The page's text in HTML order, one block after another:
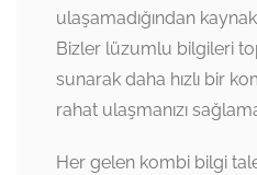
ulaşamadığından
Bizler lüzumlu bilgileri
sunarak daha hızlı bir
rahat ulaşmanızı
Her gelen kombi bilgi